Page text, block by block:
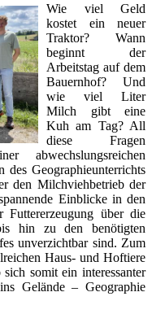
Wie viel Geld
kostet ein neuer
Traktor? Wann
beginnt der
Arbeitstag auf dem
Bauernhof? Und
wie viel Liter
Milch gibt eine
Kuh am Tag? All
diese Fragen
des Geographieunterrichts
den Milchviehbetrieb der
Einblicke in den
Futtererzeugung über die
hin zu den benötigten
unverzichtbar sind. Zum
Haus- und Hoftiere
somit ein interessanter
Gelände – Geographie